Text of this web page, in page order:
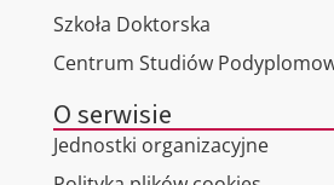
Szkoła Doktorska
Centrum Studiów
O serwisie
Jednostki organizacyjne